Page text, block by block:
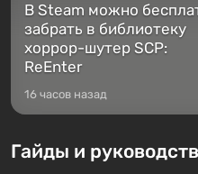
В Steam можно
забрать в библиотеку
хоррор-шутер SCP:
ReEnter
16 часов назад
Гайды и